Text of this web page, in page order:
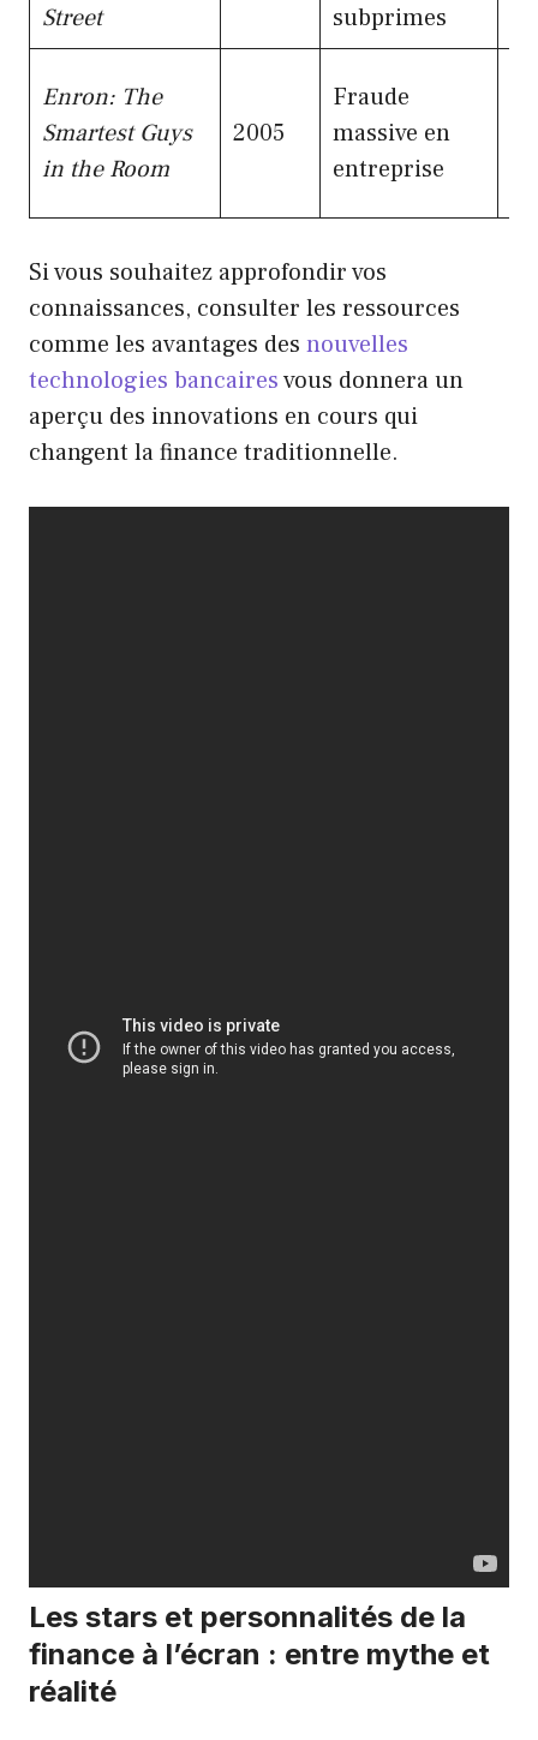
Street
subprimes
Enron: The
Smartest Guys
in the Room
2005
Fraude
massive en
entreprise
Si vous souhaitez approfondir vos
connaissances, consulter les ressources
comme les avantages des nouvelles
technologies bancairesvous donnera un
aperçu des innovations en cours qui
changent la finance traditionnelle.
Les stars et personnalités de la
finance à l’écran : entre mythe et
réalité